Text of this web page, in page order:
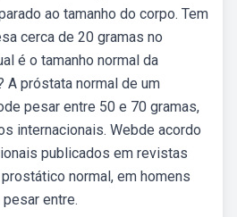
ao tamanho do corpo. Tem
cerca de 20 gramas no
é o tamanho normal da
A próstata normal de um
pesar entre 50 e 70 gramas,
internacionais. Webde acordo
publicados em revistas
normal, em homens
entre.